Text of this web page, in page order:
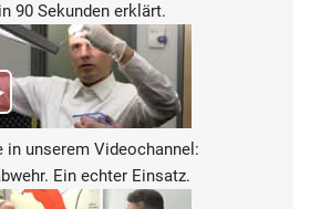
90 Sekunden erklärt.
in unserem Videochannel:
Ein echter Einsatz.